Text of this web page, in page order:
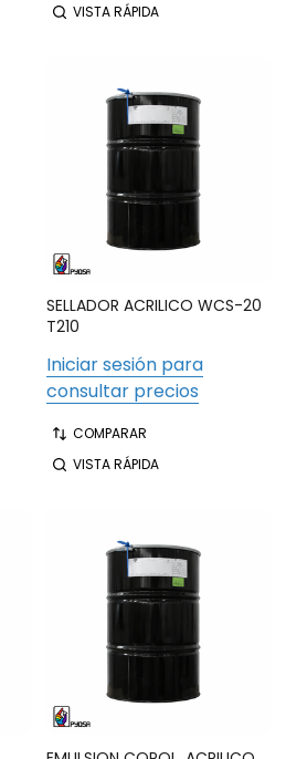
VISTA RÁPIDA
SELLADOR ACRILICO WCS-20
T210
Iniciar sesión para
consultar precios
COMPARAR
VISTA RÁPIDA